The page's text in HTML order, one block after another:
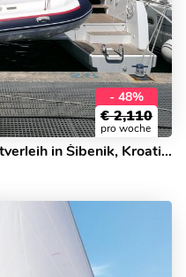
- 48%
€ 2,110
pro woche
Schöner Katamaran Segelbootverleih in Šibenik, Kroatien.